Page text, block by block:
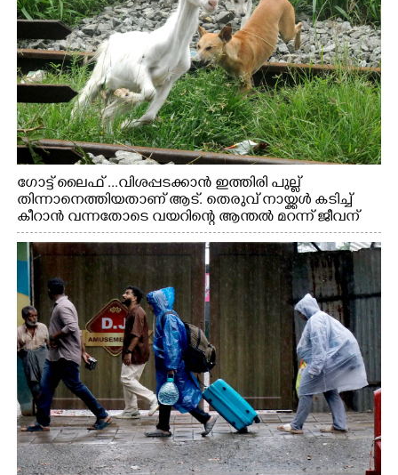
ഗോട്ട് ലൈഫ് ...വിശപ്പടക്കാൻ ഇത്തിരി പുല്ല്
തിന്നാനെത്തിയതാണ് ആട്. തെരുവ് നായ്ക്കൾ കടിച്ച്
കീറാൻ വന്നതോടെ വയറിന്റെ ആന്തൽ മറന്ന് ജീവന്
വേണ്ടിയായി ഓട്ടം. എറണാകുളം വാത്തുരുത്തിയിൽ
നിന്നുള്ള കാഴ്ച